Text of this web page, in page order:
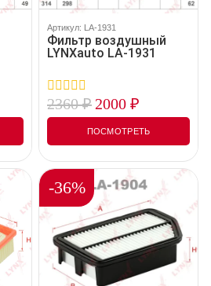
Артикул: LA-1931
Фильтр воздушный
LYNXauto LA-1931
0
out
5
2360₽2000 ₽
ПОСМОТРЕТЬ
-36%